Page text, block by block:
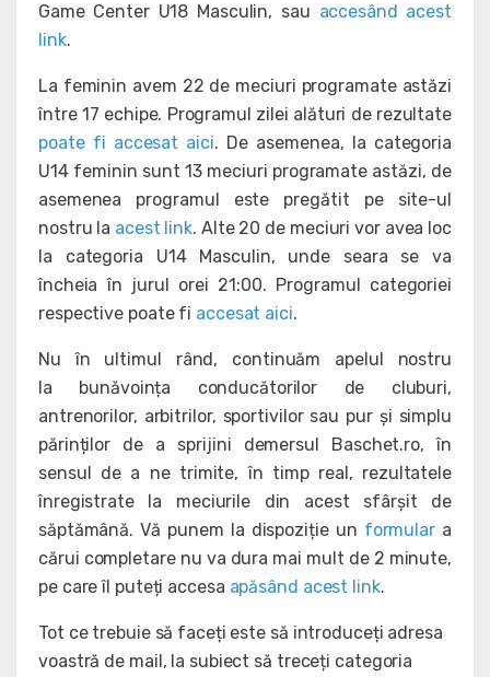
Game Center U18 Masculin, sau accesând acest
link.
La feminin avem 22 de meciuri programate astăzi
între 17 echipe. Programul zilei alături de rezultate
poate fi accesat aici. De asemenea, la categoria
U14 feminin sunt 13 meciuri programate astăzi, de
asemenea programul este pregătit pe site-ul
nostru la acest link. Alte 20 de meciuri vor avea loc
la categoria U14 Masculin, unde seara se va
încheia în jurul orei 21:00. Programul categoriei
respective poate fi accesat aici.
Nu în ultimul rând, continuăm apelul nostru
la bunăvoința conducătorilor de cluburi,
antrenorilor, arbitrilor, sportivilor sau pur și simplu
părinților de a sprijini demersul Baschet.ro, în
sensul de a ne trimite, în timp real, rezultatele
înregistrate la meciurile din acest sfârșit de
săptămână. Vă punem la dispoziție un formulara
cărui completare nu va dura mai mult de 2 minute,
pe care îl puteți accesa apăsând acest link.
Tot ce trebuie să faceți este să introduceți adresa
voastră de mail, la subiect să treceți categoria